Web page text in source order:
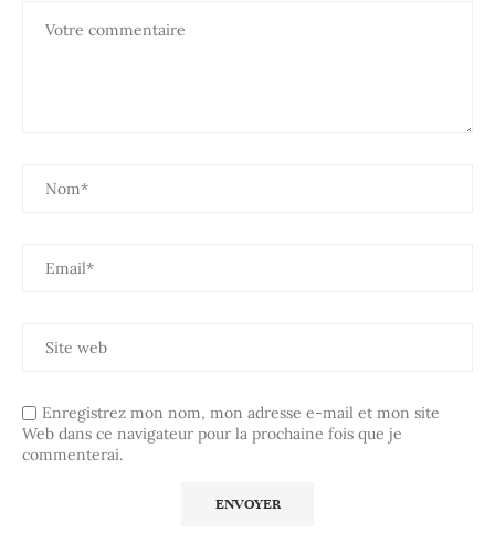
Enregistrez mon nom, mon adresse e-mail et mon site
Web dans ce navigateur pour la prochaine fois que je
commenterai.